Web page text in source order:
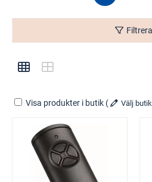
Filtrera
Visa produkter i butik ( Välj butik